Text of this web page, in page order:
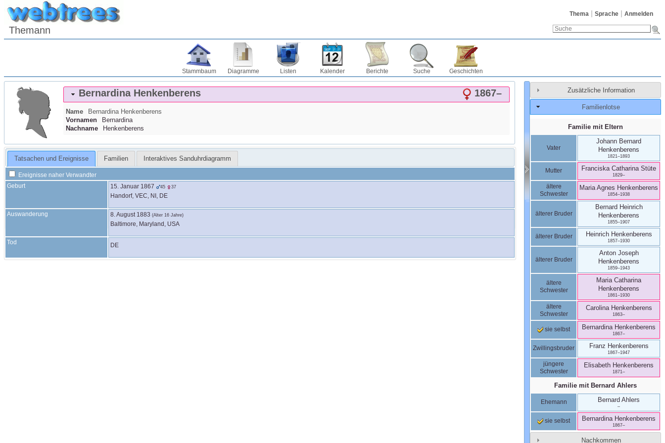
Thema Sprache Anmelden
Themann
Stammbaum Diagramme Listen Kalender Berichte Suche Geschichten
Bernardina Henkenberens 1867–
Name Bernardina Henkenberens
Vornamen
Bernardina
Nachname
Henkenberens
Tatsachen und Ereignisse Familien Interaktives Sanduhrdiagramm
Ereignisse naher Verwandter
Geburt
15. Januar 1867 45 37
Handorf, VEC, NI, DE
Auswanderung 8. August 1883 (Alter 16 Jahre)
Baltimore, Maryland, USA
Tod DE
Zusätzliche Information
Familienlotse
Familie mit Eltern
Vater
Johann Bernard
Henkenberens
1821–1893
Mutter Franciska Catharina Stüte
1829–
ältere
Schwester
Maria Agnes Henkenberens
1854–1938
älterer Bruder
Bernard Heinrich
Henkenberens
1855–1907
älterer Bruder Heinrich Henkenberens
1857–1930
älterer Bruder
Anton Joseph
Henkenberens
1859–1943
ältere
Schwester
Maria Catharina
Henkenberens
1861–1930
ältere
Schwester
Carolina Henkenberens
1863–
sie selbst Bernardina Henkenberens
1867–
Zwillingsbruder Franz Henkenberens
1867–1947
jüngere
Schwester
Elisabeth Henkenberens
1871–
Familie mit Bernard Ahlers
Ehemann Bernard Ahlers
–
sie selbst Bernardina Henkenberens
1867–
Nachkommen